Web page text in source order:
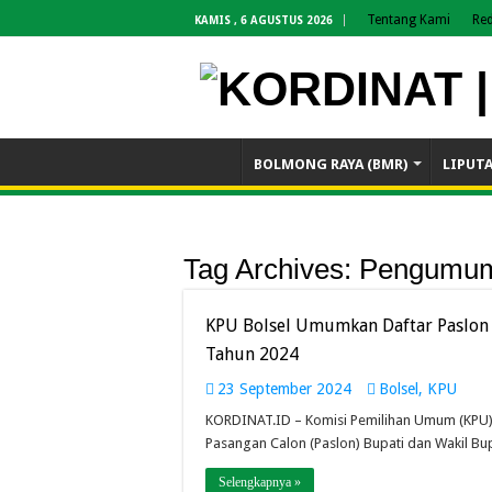
KAMIS , 6 AGUSTUS 2026 Tentang Kami
BOLMONG RAYA (BMR)
Tag Archives:
KPU Bolsel Umumkan Daftar
Tahun 2024
23 September 2024 Bolsel, KPU
KORDINAT.ID – Komisi Pemilihan Umum
Pasangan Calon (Paslon) Bupati dan Wakil
Selengkapnya »